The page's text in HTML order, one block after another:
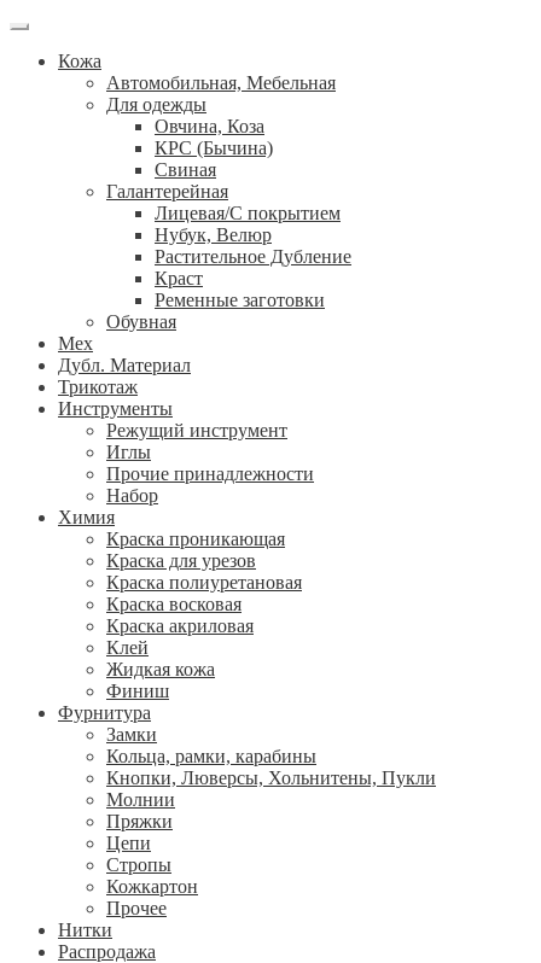
Кожа
Автомобильная, Мебельная
Для одежды
Овчина, Коза
КРС (Бычина)
Свиная
Галантерейная
Лицевая/С покрытием
Нубук, Велюр
Растительное Дубление
Краст
Ременные заготовки
Обувная
Мех
Дубл. Материал
Трикотаж
Инструменты
Режущий инструмент
Иглы
Прочие принадлежности
Набор
Химия
Краска проникающая
Краска для урезов
Краска полиуретановая
Краска восковая
Краска акриловая
Клей
Жидкая кожа
Финиш
Фурнитура
Замки
Кольца, рамки, карабины
Кнопки, Люверсы, Хольнитены, Пукли
Молнии
Пряжки
Цепи
Стропы
Кожкартон
Прочее
Нитки
Распродажа